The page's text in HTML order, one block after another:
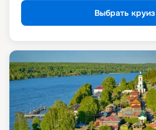
Выбрать круиз